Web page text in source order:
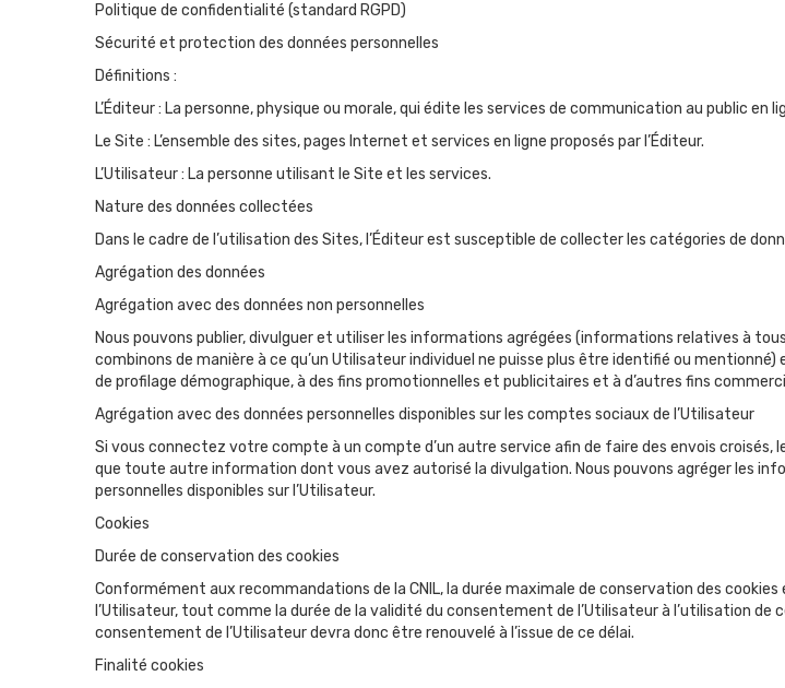
Politique de confidentialité (standard RGPD)
Sécurité et protection des données personnelles
Définitions :
L’Éditeur : La personne, physique ou morale, qui édite les services de communication au public en
Le Site : L’ensemble des sites, pages Internet et services en ligne proposés par l’Éditeur.
L’Utilisateur : La personne utilisant le Site et les services.
Nature des données collectées
Dans le cadre de l’utilisation des Sites, l’Éditeur est susceptible de collecter les catégories de
Agrégation des données
Agrégation avec des données non personnelles
Nous pouvons publier, divulguer et utiliser les informations agrégées (informations relatives à
combinons de manière à ce qu’un Utilisateur individuel ne puisse plus être identifié ou
de profilage démographique, à des fins promotionnelles et publicitaires et à d’autres fins
Agrégation avec des données personnelles disponibles sur les comptes sociaux de l’Utilisateur
Si vous connectez votre compte à un compte d’un autre service afin de faire des envois
que toute autre information dont vous avez autorisé la divulgation. Nous pouvons agréger les
personnelles disponibles sur l’Utilisateur.
Cookies
Durée de conservation des cookies
Conformément aux recommandations de la CNIL, la durée maximale de conservation des
l’Utilisateur, tout comme la durée de la validité du consentement de l’Utilisateur à l’utilisation de
consentement de l’Utilisateur devra donc être renouvelé à l’issue de ce délai.
Finalité cookies